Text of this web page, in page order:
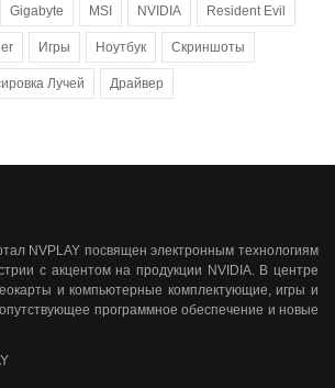
Gigabyte MSI NVIDIA Resident Evil
Игры Ноутбук Скриншоты
Лучей Драйвер
NVPLAY посвящен электронным технологиям
с акцентом на продукции NVIDIA. В центре
и компьютерные комплектующие, игры и
программное обеспечение и новые